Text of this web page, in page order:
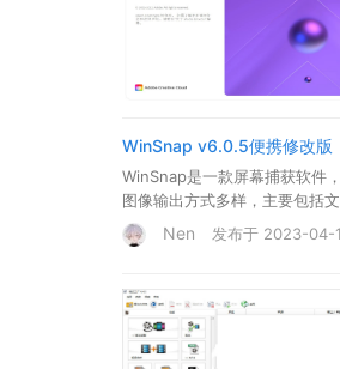
WinSnap v6.0.5便携修改版
WinSnap是一款屏幕捕获软件
图像输出方式多样，主要包括
Nen 发布于 2023-04-